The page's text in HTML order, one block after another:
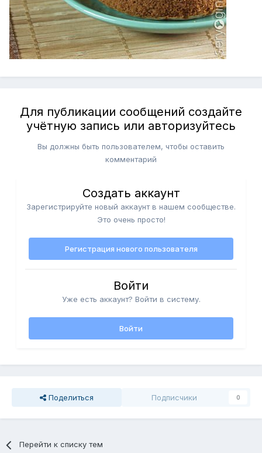
Для публикации сообщений создайте
учётную запись или авторизуйтесь
Вы должны быть пользователем, чтобы оставить
комментарий
Создать аккаунт
Зарегистрируйте новый аккаунт в нашем сообществе.
Это очень просто!
Регистрация нового пользователя
Войти
Уже есть аккаунт? Войти в систему.
Войти
Поделиться Подписчики 0
Перейти к списку тем